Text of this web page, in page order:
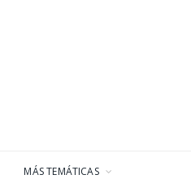
MÁS TEMÁTICAS